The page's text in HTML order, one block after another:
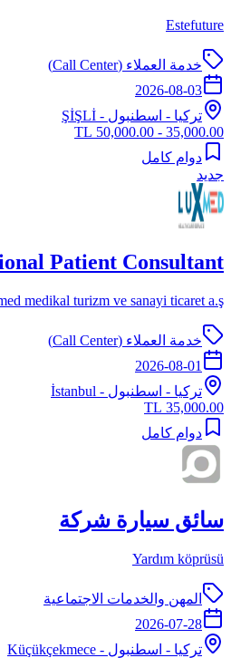
Estefuture
خدمة العملاء (Call Center)
2026-08-03
تركيا - اسطنبول - ŞİŞLİ
35,000.00 - 50,000.00 TL
دوام كامل
جديد
Patient Consultant
medikal turizm ve sanayi ticaret a.ş
خدمة العملاء (Call Center)
2026-08-01
تركيا - اسطنبول - İstanbul
35,000.00 TL
دوام كامل
سائق سيارة شركة
Yardım köprüsü
المهن والخدمات الاجتماعية
2026-07-28
تركيا - اسطنبول - Küçükçekmece